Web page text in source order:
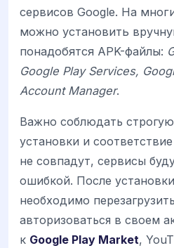
сервисов Google. На
можно установить
понадобятся APK-файлы:
Google Play Services,
Account Manager.
Важно соблюдать
установки и
не совпадут, сервисы
ошибкой. После
необходимо
авторизоваться в своем
к Google Play Market,